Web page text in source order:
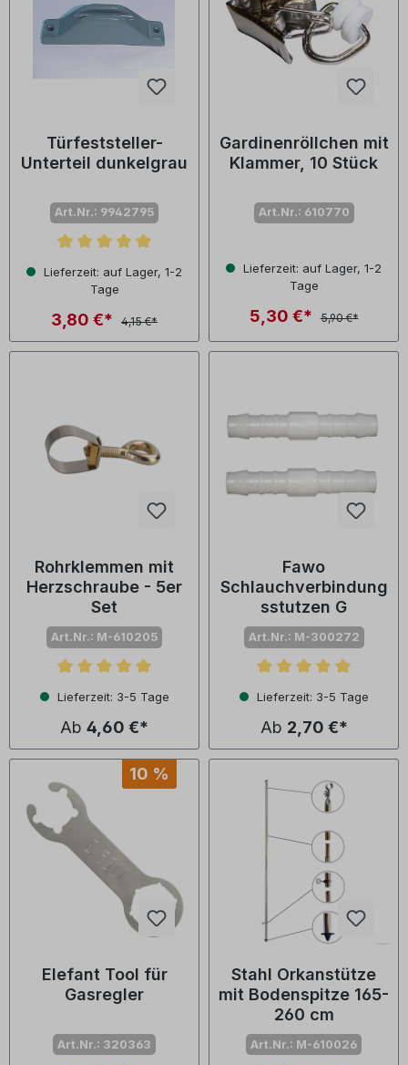
Türfeststeller-
Unterteil dunkelgrau
Art.Nr.: 9942795
Durchschnittliche Bewertung von 5 von 5 Sternen
Lieferzeit: auf Lager, 1-2
Tage
3,80 €* 4,15 €*
Gardinenröllchen mit
Klammer, 10 Stück
Art.Nr.: 610770
Lieferzeit: auf Lager, 1-2
Tage
5,30 €* 5,90 €*
Rohrklemmen mit
Herzschraube - 5er
Set
Art.Nr.: M-610205
Durchschnittliche Bewertung von 5 von 5 Sternen
Lieferzeit: 3-5 Tage
Ab 4,60 €*
Fawo
Schlauchverbindung
sstutzen G
Art.Nr.: M-300272
Durchschnittliche
Lieferzeit: 3-5 Tage
Ab 2,70 €*
10 %
Elefant Tool für
Gasregler
Art.Nr.: 320363
Stahl Orkanstütze
mit Bodenspitze 165-
260 cm
Art.Nr.: M-610026